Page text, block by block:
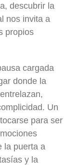
descubrir la
nos invita a
propios
cargada
donde la
Un
para ser
la puerta a
y la